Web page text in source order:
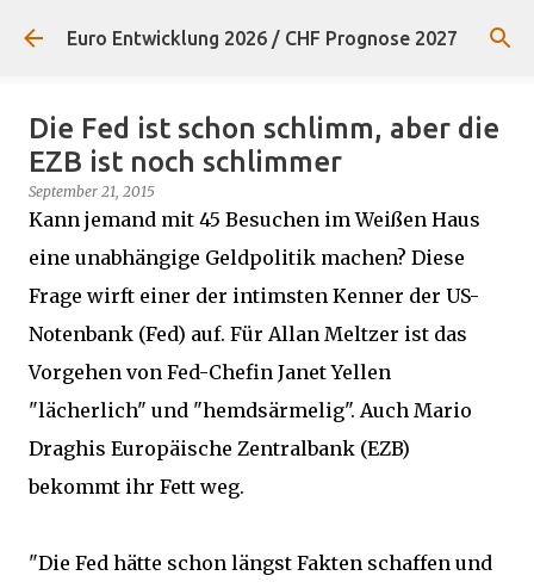
Direkt zum Hauptbereich
Euro Entwicklung 2026 / CHF Prognose 2027
Die Fed ist schon schlimm, aber die
EZB ist noch schlimmer
September 21, 2015
Kann jemand mit 45 Besuchen im Weißen Haus
eine unabhängige Geldpolitik machen? Diese
Frage wirft einer der intimsten Kenner der US-
Notenbank (Fed) auf. Für Allan Meltzer ist das
Vorgehen von Fed-Chefin Janet Yellen
"lächerlich" und "hemdsärmelig". Auch Mario
Draghis Europäische Zentralbank (EZB)
bekommt ihr Fett weg.
"Die Fed hätte schon längst Fakten schaffen und